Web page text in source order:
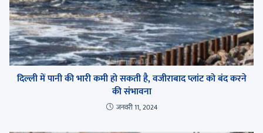
दिल्ली में पानी की भारी कमी हो सकती है, वजीराबाद प्लांट को बंद करने
की संभावना
जनवरी 11, 2024